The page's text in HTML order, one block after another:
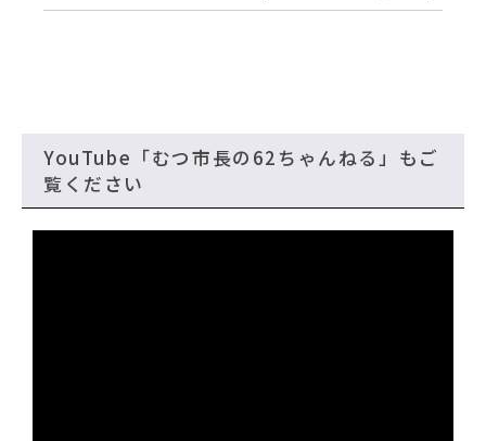
YouTube「むつ市長の62ちゃんねる」もご
覧ください